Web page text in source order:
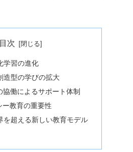
目次
学習の進化
造型の学びの拡大
協働によるサポート体制
ー教育の重要性
を超える新しい教育モデル